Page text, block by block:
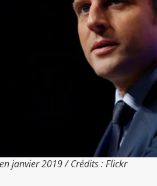
janvier 2019 / Crédits : Flickr